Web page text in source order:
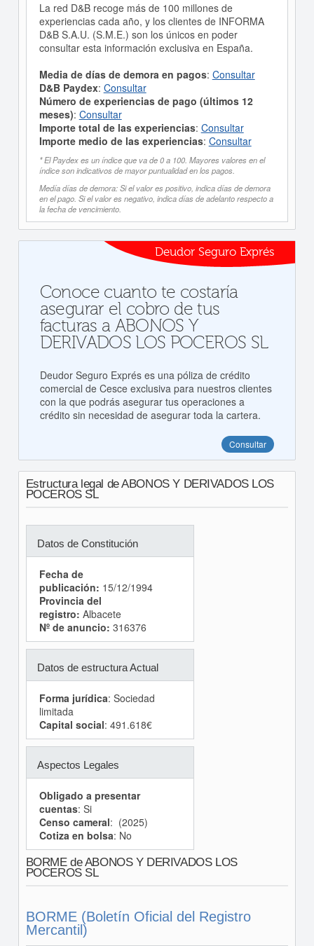
La red D&B recoge más de 100 millones de
experiencias cada año, y los clientes de INFORMA
D&B S.A.U. (S.M.E.) son los únicos en poder
consultar esta información exclusiva en España.
Media de días de demora en pagos: Consultar
D&B Paydex: Consultar
Número de experiencias de pago (últimos 12
meses): Consultar
Importe total de las experiencias: Consultar
Importe medio de las experiencias: Consultar
* El Paydex es un índice que va de 0 a 100. Mayores valores en el
índice son indicativos de mayor puntualidad en los pagos.
Medía días de demora: Si el valor es positivo, indica días de demora
en el pago. Si el valor es negativo, indica días de adelanto respecto a
la fecha de vencimiento.
Deudor Seguro Exprés
Conoce cuanto te costaría
asegurar el cobro de tus
facturas a ABONOS Y
DERIVADOS LOS POCEROS SL
Deudor Seguro Exprés es una póliza de crédito
comercial de Cesce exclusiva para nuestros clientes
con la que podrás asegurar tus operaciones a
crédito sin necesidad de asegurar toda la cartera.
Consultar
Estructura legal de ABONOS Y DERIVADOS LOS
POCEROS SL
Datos de Constitución
Fecha de
publicación: 15/12/1994
Provincia del
registro: Albacete
Nº de anuncio: 316376
Datos de estructura Actual
Forma jurídica: Sociedad
limitada
Capital social: 491.618€
Aspectos Legales
Obligado a presentar
cuentas: Si
Censo cameral: (2025)
Cotiza en bolsa: No
BORME de ABONOS Y DERIVADOS LOS
POCEROS SL
BORME (Boletín Oficial del Registro
Mercantil)